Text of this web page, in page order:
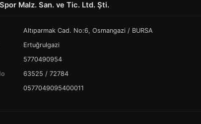
Malz. San. ve Tic. Ltd. Şti.
Altıparmak Cad. No:6, Osmangazi / BURSA
Ertuğrulgazi
5770490954
63525 / 72784
0577049095400011